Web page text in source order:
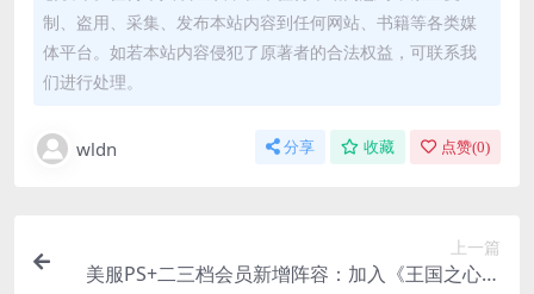
制、盗用、采集、发布本站内容到任何网站、书籍等各类媒
体平台。如若本站内容侵犯了原著者的合法权益，可联系我
们进行处理。
wldn 分享 收藏 点赞(0)
上一篇
美服PS+二三档会员新增阵容：加入《王国之心》